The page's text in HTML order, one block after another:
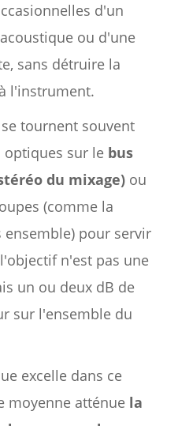
d'un
ou d'une
sans détruire la
l'instrument.
tournent souvent
optiques sur le bus
du mixage)ou
(comme la
pour servir
n'est pas une
un ou deux dB de
sur l'ensemble du
excelle dans ce
moyenne atténue la